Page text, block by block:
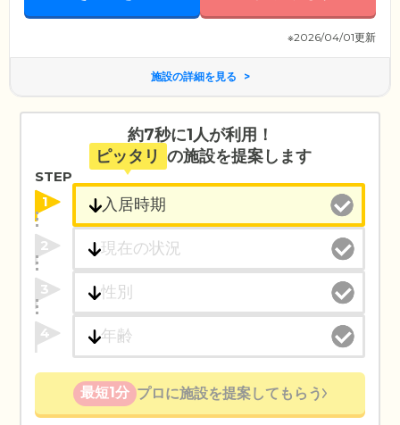
※2026/04/01更新
施設の詳細を見る
約7秒に1人が利用！
ピッタリ の施設を提案します
STEP
1
2
3
4
最短1分 プロに施設を提案してもらう